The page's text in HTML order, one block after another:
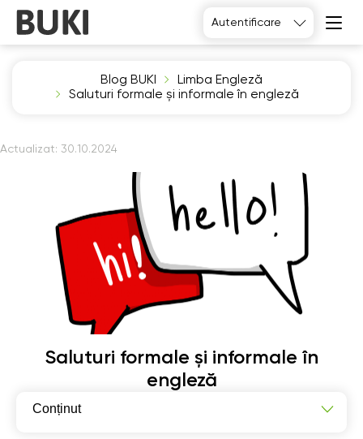
Autentificare
Blog BUKI
Limba Engleză
Saluturi formale și informale în engleză
Actualizat: 30.10.2024
Saluturi formale și informale în
engleză
Conținut